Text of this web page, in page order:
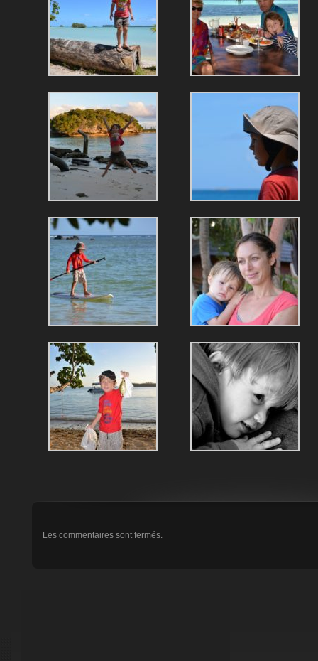
Les commentaires sont fermés.